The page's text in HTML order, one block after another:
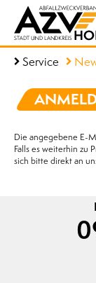
Service
Die angegebene E-
Falls es weiterhin zu
sich bitte direkt an